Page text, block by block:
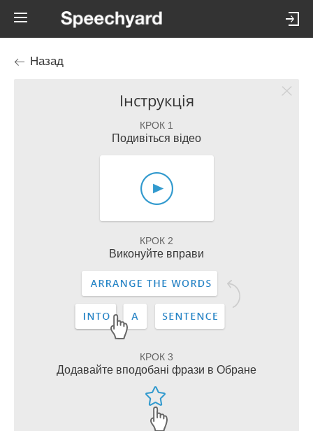
Назад
Інструкція
КРОК 1
Подивіться відео
КРОК 2
Виконуйте вправи
КРОК 3
Додавайте вподобані фрази в Обране